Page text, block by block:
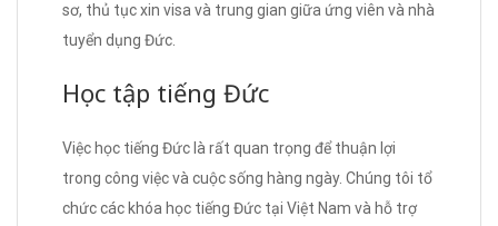
sơ, thủ tục xin visa và trung gian giữa ứng viên và nhà
tuyển dụng Đức.
Học tập tiếng Đức
Việc học tiếng Đức là rất quan trọng để thuận lợi
trong công việc và cuộc sống hàng ngày. Chúng tôi tổ
chức các khóa học tiếng Đức tại Việt Nam và hỗ trợ